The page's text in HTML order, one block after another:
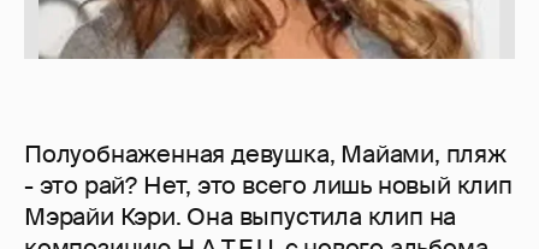
Полуобнаженная девушка, Майами, пляж
- это рай? Нет, это всего лишь новый клип
Мэрайи Кэри. Она выпустила клип на